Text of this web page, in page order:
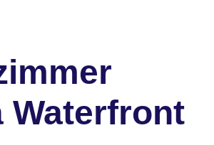
Waterfront